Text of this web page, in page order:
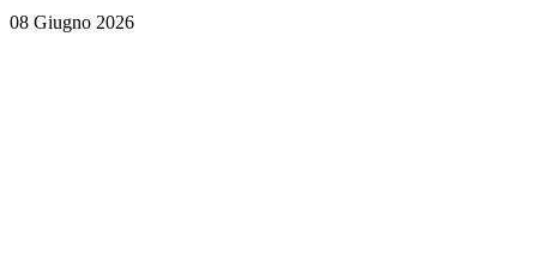
08 Giugno 2026